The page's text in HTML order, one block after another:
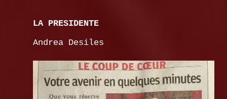
LA PRESIDENTE
Andrea Desiles